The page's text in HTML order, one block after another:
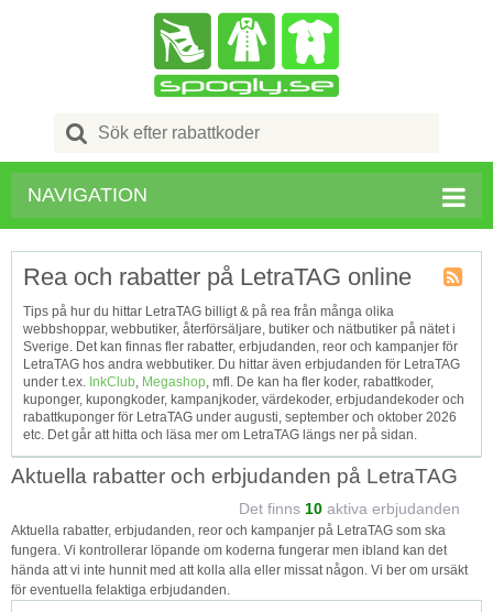
Search
for:
NAVIGATION
Tagg
RSS
Rea och rabatter på LetraTAG online
Tips på hur du hittar LetraTAG billigt & på rea från många olika
webbshoppar, webbutiker, återförsäljare, butiker och nätbutiker på nätet i
Sverige. Det kan finnas fler rabatter, erbjudanden, reor och kampanjer för
LetraTAG hos andra webbutiker. Du hittar även erbjudanden för LetraTAG
under t.ex. InkClub, Megashop, mfl. De kan ha fler koder, rabattkoder,
kuponger, kupongkoder, kampanjkoder, värdekoder, erbjudandekoder och
rabattkuponger för LetraTAG under augusti, september och oktober 2026
etc. Det går att hitta och läsa mer om LetraTAG längs ner på sidan.
Aktuella rabatter och erbjudanden på LetraTAG
Det finns 10 aktiva erbjudanden
Aktuella rabatter, erbjudanden, reor och kampanjer på LetraTAG som ska
fungera. Vi kontrollerar löpande om koderna fungerar men ibland kan det
hända att vi inte hunnit med att kolla alla eller missat någon. Vi ber om ursäkt
för eventuella felaktiga erbjudanden.